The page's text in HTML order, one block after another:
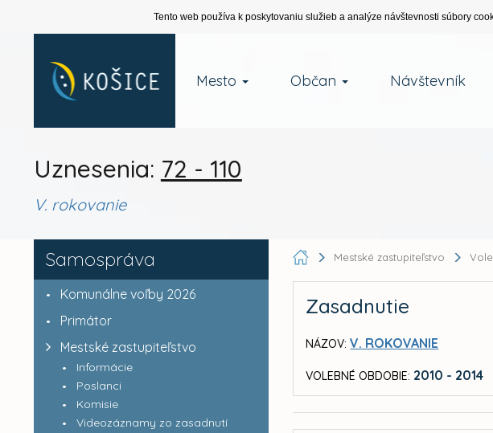
Tento web používa k poskytovaniu služieb a analýze návštevnosti súbory
Mesto Občan Návštevník
Uznesenia: 72 - 110
V. rokovanie
Samospráva
Komunálne voľby 2026
Primátor
Mestské zastupiteľstvo
Informácie
Poslanci
Komisie
Videozáznamy zo zasadnutí
Mestské zastupiteľstvo
Zasadnutie
NÁZOV: V. ROKOVANIE
VOLEBNÉ OBDOBIE: 2010 - 2014